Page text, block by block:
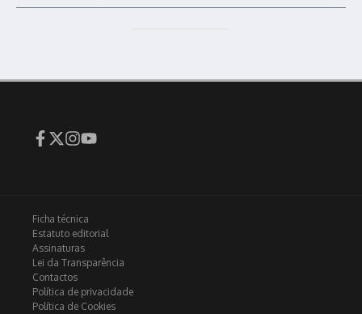
Ficha técnica
Estatuto editorial
Assinaturas
Lei da Transparência
Contactos
Política de privacidade
Política de Cookies